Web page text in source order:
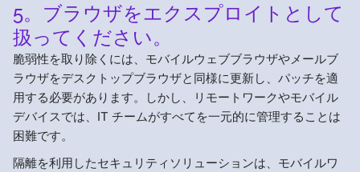
5。ブラウザをエクスプロイトとして
扱ってください。
脆弱性を取り除くには、モバイルウェブブラウザやメールブ
ラウザをデスクトップブラウザと同様に更新し、パッチを適
用する必要があります。しかし、リモートワークやモバイル
デバイスでは、IT チームがすべてを一元的に管理することは
困難です。
隔離を利用したセキュリティソリューションは、モバイルワ